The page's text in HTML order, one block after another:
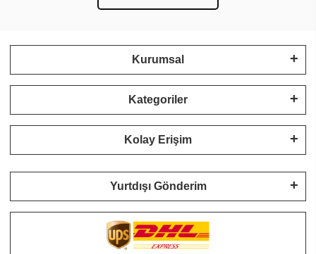
Kurumsal
Kategoriler
Kolay Erişim
Yurtdışı Gönderim